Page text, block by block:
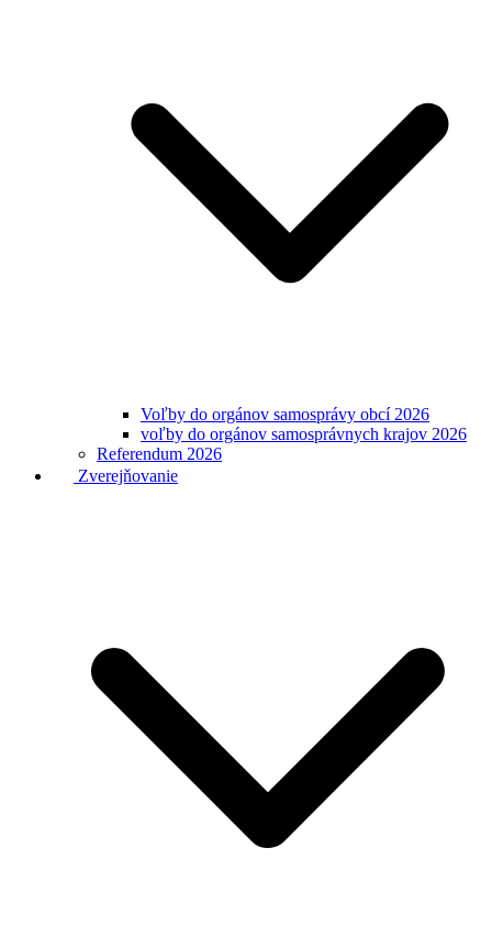
Voľby do orgánov samosprávy obcí 2026
voľby do orgánov samosprávnych krajov 2026
Referendum 2026
Zverejňovanie